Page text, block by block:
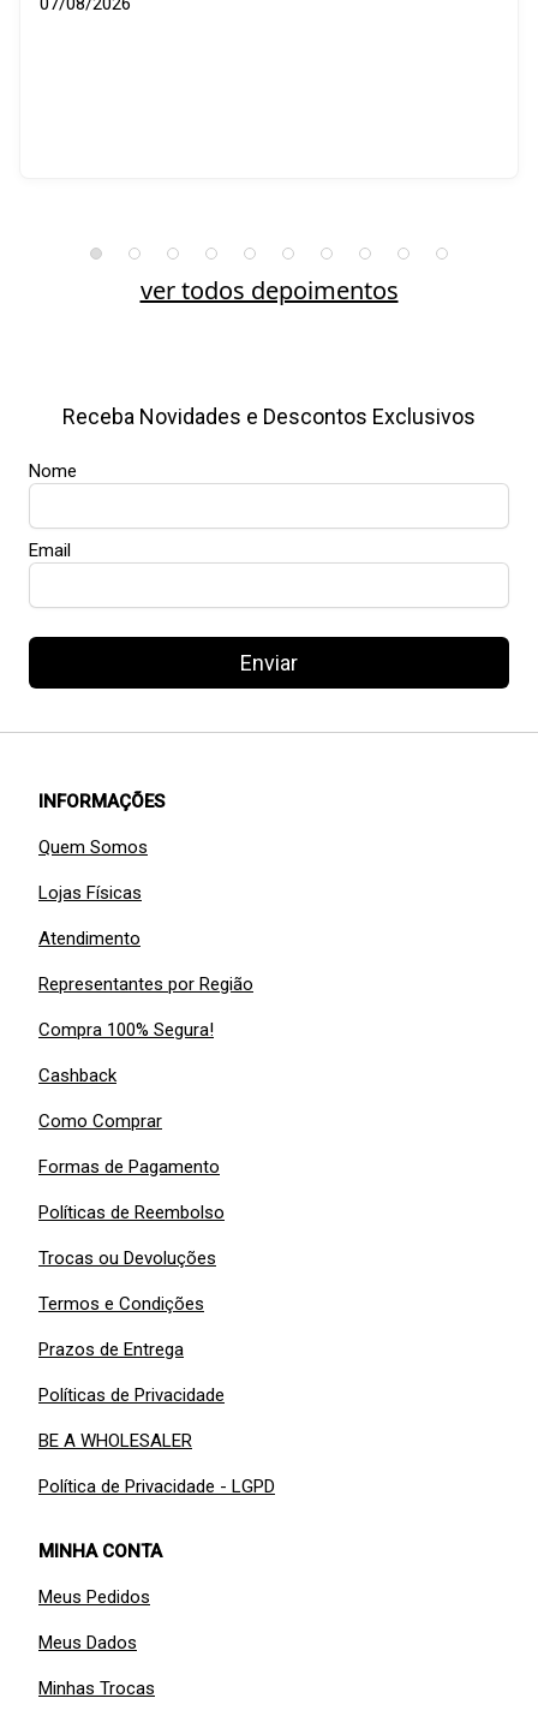
ver todos depoimentos
Receba Novidades e Descontos Exclusivos
Nome
Email
Enviar
INFORMAÇÕES
Quem Somos
Lojas Físicas
Atendimento
Representantes por Região
Compra 100% Segura!
Cashback
Como Comprar
Formas de Pagamento
Políticas de Reembolso
Trocas ou Devoluções
Termos e Condições
Prazos de Entrega
Políticas de Privacidade
BE A WHOLESALER
Política de Privacidade - LGPD
MINHA CONTA
Meus Pedidos
Meus Dados
Minhas Trocas